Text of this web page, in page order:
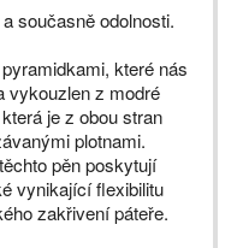
současně odolnosti.
které nás
vykouzlen z modré
je z obou stran
plotnami.
pěn poskytují
vynikající flexibilitu
zakřivení páteře.